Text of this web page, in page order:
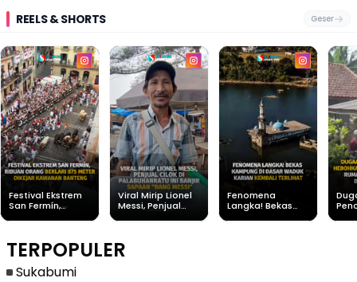
REELS & SHORTS Geser
Festival Ekstrem
San Fermín,
Banteng
Viral Mirip Lionel
Messi, Penjual
"Bang Messi"
Fenomena
Langka! Bekas
TERPOPULER
Sukabumi